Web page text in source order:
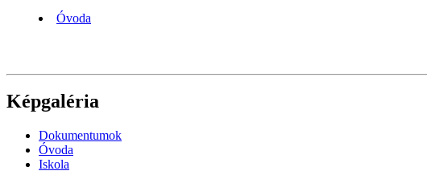
Óvoda
Képgaléria
Dokumentumok
Óvoda
Iskola